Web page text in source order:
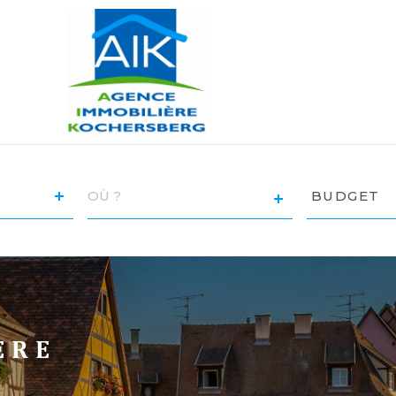
BUDGET
RÉFÉRENCE
Piscine
Terrasse